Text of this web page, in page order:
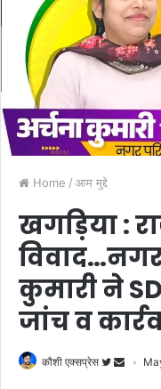
Home / आम मुद्दे
खगड़िया :
कुमारी ने
जांच व
कौशी एक्सप्रेस